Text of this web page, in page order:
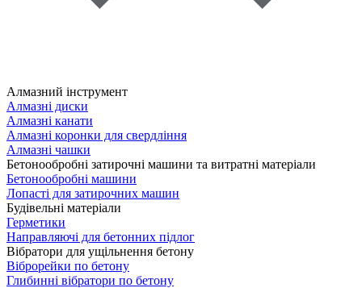
Алмазний інструмент
Алмазні диски
Алмазні канати
Алмазні коронки для свердління
Алмазні чашки
Бетонообробні затирочні машини та витратні матеріали
Бетонообробні машини
Лопасті для затирочних машин
Будівельні матеріали
Герметики
Направляючі для бетонних підлог
Вібратори для ущільнення бетону
Віброрейки по бетону
Глибинні вібратори по бетону